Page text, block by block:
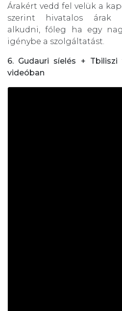
Árakért vedd fel velük a
szerint hivatalos árak
alkudni, főleg ha egy
igénybe a szolgáltatást.
6. Gudauri síelés + Tbiliszi
videóban